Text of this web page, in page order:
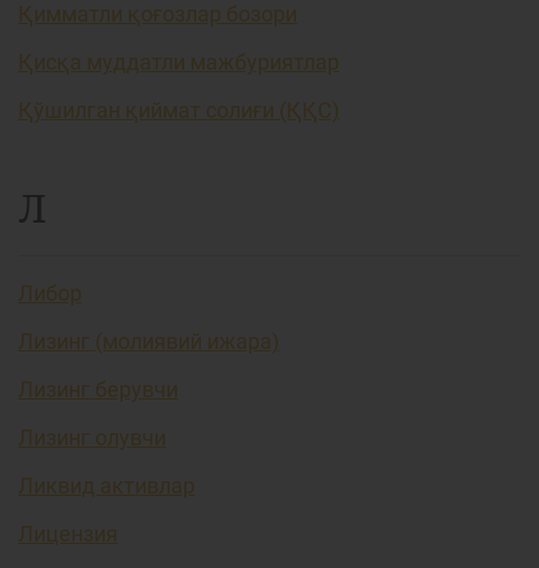
Қимматли қоғозлар бозори
Қисқа муддатли мажбуриятлар
Қўшилган қиймат солиғи (ҚҚС)
Л
Либор
Лизинг (молиявий ижара)
Лизинг берувчи
Лизинг олувчи
Ликвид активлар
Лицензия